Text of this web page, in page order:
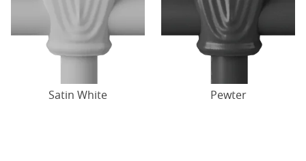
Satin White Pewter